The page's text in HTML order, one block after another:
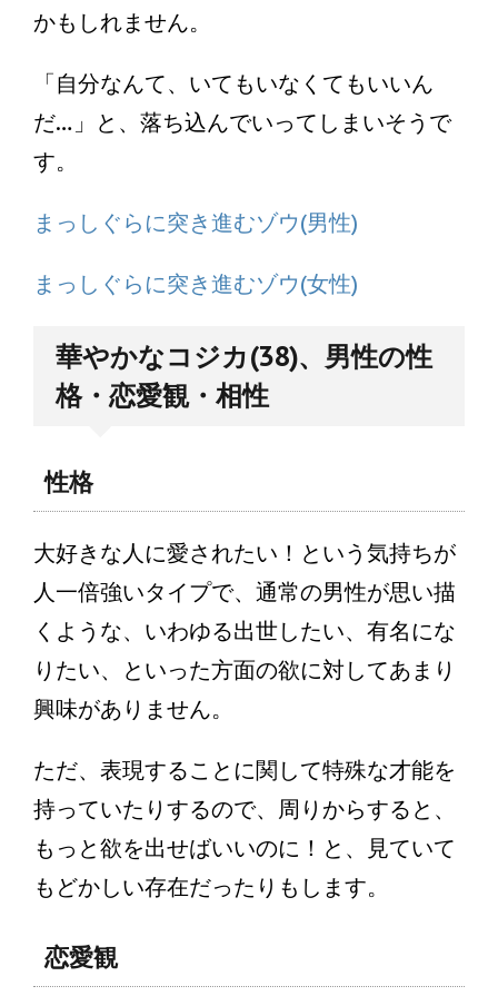
かもしれません。
「自分なんて、いてもいなくてもいいん
だ…」と、落ち込んでいってしまいそうで
す。
まっしぐらに突き進むゾウ(男性)
まっしぐらに突き進むゾウ(女性)
華やかなコジカ(38)、男性の性
格・恋愛観・相性
性格
大好きな人に愛されたい！という気持ちが
人一倍強いタイプで、通常の男性が思い描
くような、いわゆる出世したい、有名にな
りたい、といった方面の欲に対してあまり
興味がありません。
ただ、表現することに関して特殊な才能を
持っていたりするので、周りからすると、
もっと欲を出せばいいのに！と、見ていて
もどかしい存在だったりもします。
恋愛観